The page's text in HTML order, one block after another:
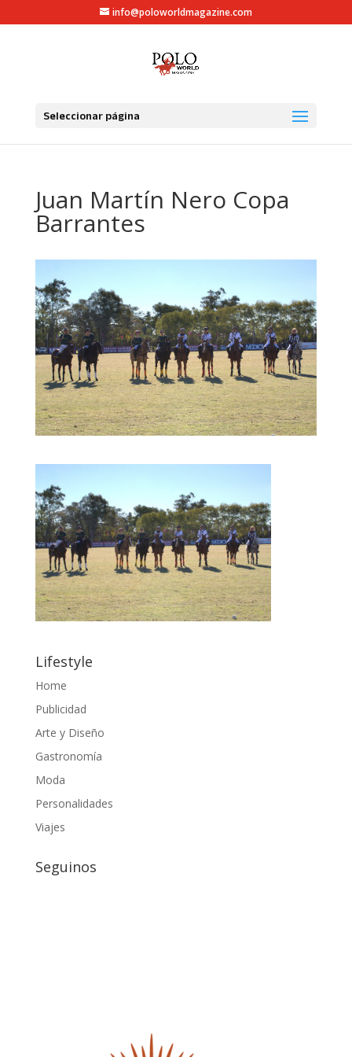
info@poloworldmagazine.com
Seleccionar página
Juan Martín Nero Copa
Barrantes
Lifestyle
Home
Publicidad
Arte y Diseño
Gastronomía
Moda
Personalidades
Viajes
Seguinos